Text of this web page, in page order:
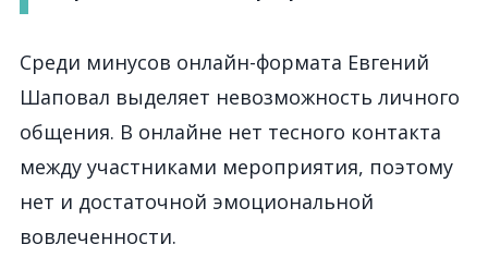
Среди минусов онлайн-формата Евгений
Шаповал выделяет невозможность личного
общения. В онлайне нет тесного контакта
между участниками мероприятия, поэтому
нет и достаточной эмоциональной
вовлеченности.